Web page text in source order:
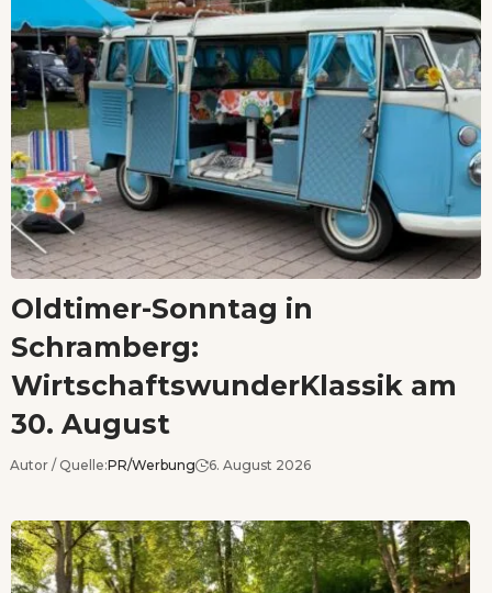
Oldtimer-Sonntag in
Schramberg:
WirtschaftswunderKlassik am
30. August
Autor / Quelle:PR/Werbung 6. August 2026